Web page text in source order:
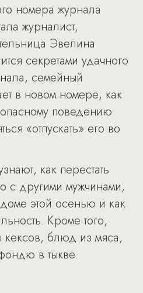
номера журнала
журналист,
Эвелина
секретами удачного
семейный
в новом номере, как
поведению
«отпускать» его во
как перестать
с другими мужчинами,
этой осенью и как
Кроме того,
кексов, блюд из мяса,
в тыкве.